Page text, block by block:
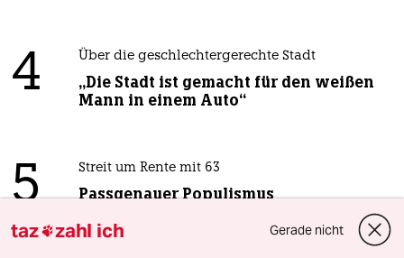
4 Über die geschlechtergerechte Stadt
„Die Stadt ist gemacht für den weißen
Mann in einem Auto“
5 Streit um Rente mit 63
Passgenauer Populismus
taz zahl ich Gerade nicht